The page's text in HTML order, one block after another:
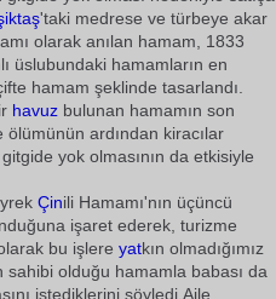
'taki medrese ve türbeye akar
olarak anılan hamam, 1833
üslubundaki hamamların en
hamam şeklinde tasarlandı.
havuz bulunan hamamın son
ardından kiracılar
yok olmasının da etkisiyle
Çinili Hamamı'nın üçüncü
işaret ederek, turizme
bu işlere yatkın olmadığımız
olduğu hamamla babası da
istediklerini söyledi.Aile